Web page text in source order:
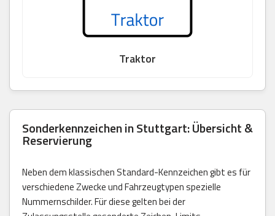
Traktor
Sonderkennzeichen in Stuttgart: Übersicht &
Reservierung
Neben dem klassischen Standard-Kennzeichen gibt es für
verschiedene Zwecke und Fahrzeugtypen spezielle
Nummernschilder. Für diese gelten bei der